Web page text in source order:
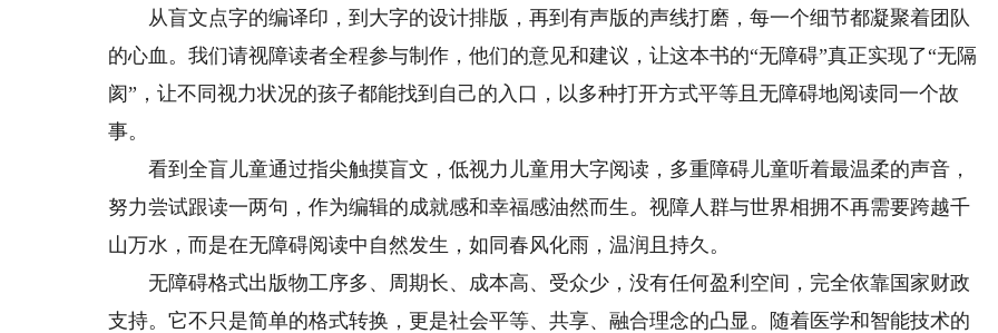
从盲文点字的编译印，到大字的设计排版，再到有声版的声线打磨，每一个细节都凝聚着团队
的心血。我们请视障读者全程参与制作，他们的意见和建议，让这本书的“无障碍”真正实现了“无隔
阂”，让不同视力状况的孩子都能找到自己的入口，以多种打开方式平等且无障碍地阅读同一个故
事。
看到全盲儿童通过指尖触摸盲文，低视力儿童用大字阅读，多重障碍儿童听着最温柔的声音，
努力尝试跟读一两句，作为编辑的成就感和幸福感油然而生。视障人群与世界相拥不再需要跨越千
山万水，而是在无障碍阅读中自然发生，如同春风化雨，温润且持久。
无障碍格式出版物工序多、周期长、成本高、受众少，没有任何盈利空间，完全依靠国家财政
支持。它不只是简单的格式转换，更是社会平等、共享、融合理念的凸显。随着医学和智能技术的